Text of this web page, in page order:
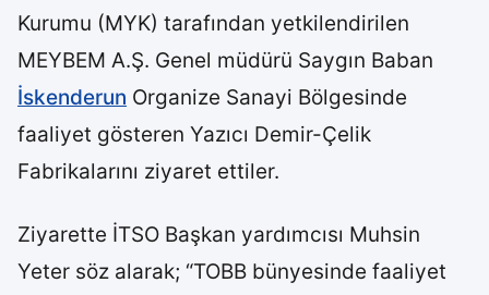
Kurumu (MYK) tarafından yetkilendirilen
MEYBEM A.Ş. Genel müdürü Saygın Baban
İskenderun Organize Sanayi Bölgesinde
faaliyet gösteren Yazıcı Demir-Çelik
Fabrikalarını ziyaret ettiler.
Ziyarette İTSO Başkan yardımcısı Muhsin
Yeter söz alarak; “TOBB bünyesinde faaliyet